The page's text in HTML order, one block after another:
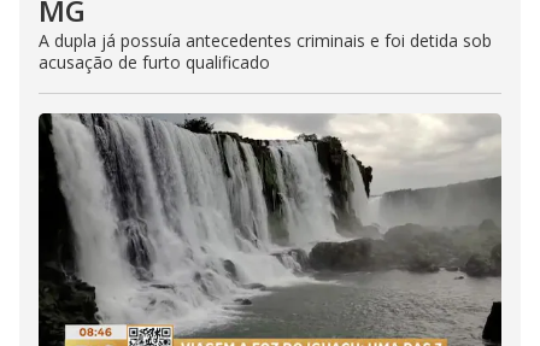
MG
A dupla já possuía antecedentes criminais e foi detida sob
acusação de furto qualificado